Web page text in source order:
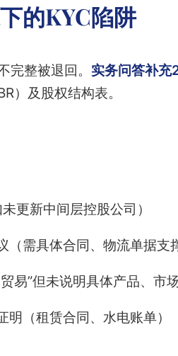
的KYC陷阱
整被退回。 实务问答补充
）及股权结构表。
更新中间层控股公司）
需具体合同、物流单据支
易”但未说明具体产品、市
（租赁合同、水电账单）